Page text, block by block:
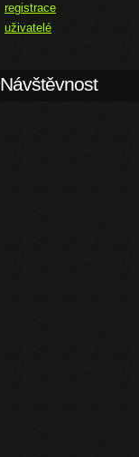
registrace
uživatelé
Návštěvnost